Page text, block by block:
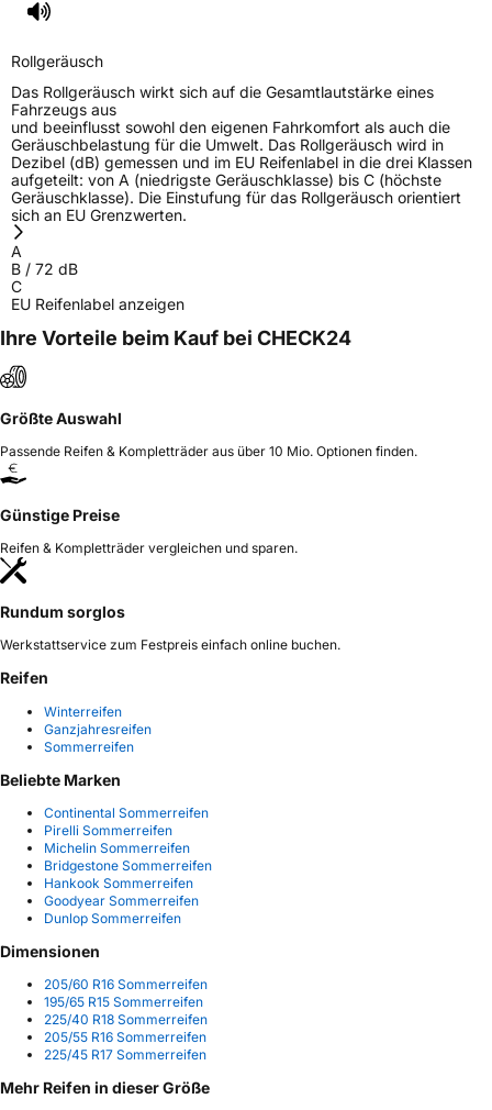
Rollgeräusch (dB)
3PMSF / Schneeflockensymbol / Alpine-SymbolNein
EPREL ID665088
Allgemeine Produktsicherheit (GPSR)
Rollgeräusch
Das Rollgeräusch wirkt sich auf die Gesamtlautstärke eines
Fahrzeugs aus
und beeinflusst sowohl den eigenen Fahrkomfort als auch die
Geräuschbelastung für die Umwelt. Das Rollgeräusch wird in
Dezibel (dB) gemessen und im EU Reifenlabel in die drei Klassen
aufgeteilt: von A (niedrigste Geräuschklasse) bis C (höchste
Geräuschklasse). Die Einstufung für das Rollgeräusch orientiert
sich an EU Grenzwerten.
A
B / 72 dB
C
EU Reifenlabel anzeigen
Ihre Vorteile beim Kauf bei CHECK24
Größte Auswahl
Passende Reifen & Kompletträder aus über 10 Mio. Optionen finden.
Günstige Preise
Reifen & Kompletträder vergleichen und sparen.
Rundum sorglos
Werkstattservice zum Festpreis einfach online buchen.
Reifen
Winterreifen
Ganzjahresreifen
Sommerreifen
Beliebte Marken
Continental Sommerreifen
Pirelli Sommerreifen
Michelin Sommerreifen
Bridgestone Sommerreifen
Hankook Sommerreifen
Goodyear Sommerreifen
Dunlop Sommerreifen
Dimensionen
205/60 R16 Sommerreifen
195/65 R15 Sommerreifen
225/40 R18 Sommerreifen
205/55 R16 Sommerreifen
225/45 R17 Sommerreifen
Mehr Reifen in dieser Größe